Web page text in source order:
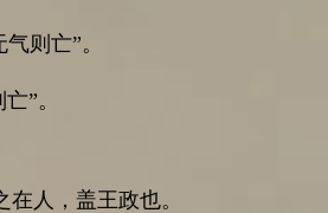
则亡”。
”。
人，盖王政也。